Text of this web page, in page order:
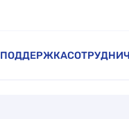
ПОДДЕРЖКА